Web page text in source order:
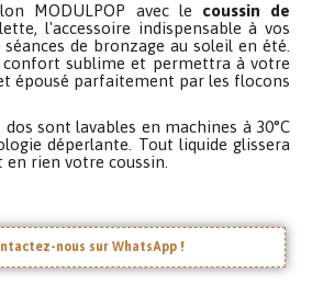
MODULPOP avec le coussin de
l'accessoire indispensable à vos
de bronzage au soleil en été.
sublime et permettra à votre
épousé parfaitement par les flocons
dos sont lavables en machines à 30°C
déperlante. Tout liquide glissera
rien votre coussin.
nous sur WhatsApp !